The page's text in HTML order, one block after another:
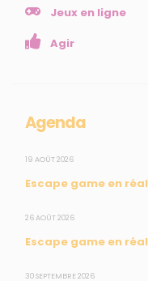
Jeux en ligne
Agir
Agenda
19 AOÛT 2026
Escape game en
26 AOÛT 2026
Escape game en
30 SEPTEMBRE 2026
Collectivités
Mesures réglementaires
SUIVEZ-NOUS
CONTACT